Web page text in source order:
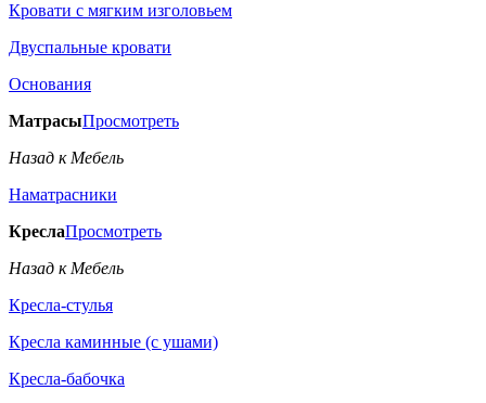
Кровати с мягким изголовьем
Двуспальные кровати
Основания
МатрасыПросмотреть
Назад к Мебель
Наматрасники
КреслаПросмотреть
Назад к Мебель
Кресла-стулья
Кресла каминные (с ушами)
Кресла-бабочка